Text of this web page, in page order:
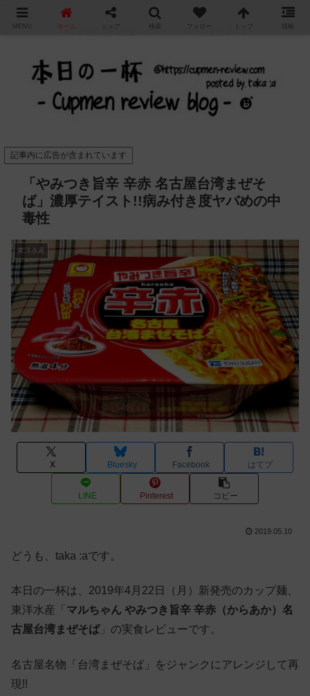
カップ麺の新商品をレビュー / アレンジするブログ
記事内に広告が含まれています
「やみつき旨辛 辛赤 名古屋台湾まぜそ
ば」濃厚テイスト!!病み付き度ヤバめの中
毒性
東洋水産
X Bluesky Facebook はてブ
LINE Pinterest コピー
2019.05.10
どうも、taka :aです。
本日の一杯は、2019年4月22日（月）新発売のカップ麺、
東洋水産「 マルちゃん やみつき旨辛 辛赤（からあか）名
古屋台湾まぜそば」の実食レビューです。
名古屋名物「台湾まぜそば」をジャンクにアレンジして再
現!!
MENU ホーム シェア 検索 フォロー トップ 情報